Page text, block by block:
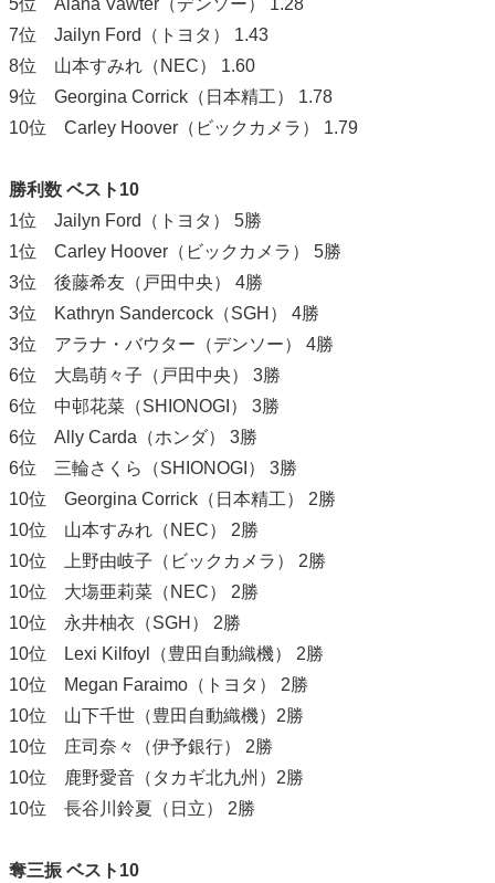
7位 Jailyn Ford（トヨタ） 1.43
8位 山本すみれ（NEC） 1.60
9位 Georgina Corrick（日本精工） 1.78
10位 Carley Hoover（ビックカメラ） 1.79
勝利数 ベスト10
1位 Jailyn Ford（トヨタ） 5勝
1位 Carley Hoover（ビックカメラ） 5勝
3位 後藤希友（戸田中央） 4勝
3位 Kathryn Sandercock（SGH） 4勝
3位 アラナ・バウター（デンソー） 4勝
6位 大島萌々子（戸田中央） 3勝
6位 中邨花菜（SHIONOGI） 3勝
6位 Ally Carda（ホンダ） 3勝
6位 三輪さくら（SHIONOGI） 3勝
10位 Georgina Corrick（日本精工） 2勝
10位 山本すみれ（NEC） 2勝
10位 上野由岐子（ビックカメラ） 2勝
10位 大塲亜莉菜（NEC） 2勝
10位 永井柚衣（SGH） 2勝
10位 Lexi Kilfoyl（豊田自動織機） 2勝
10位 Megan Faraimo（トヨタ） 2勝
10位 山下千世（豊田自動織機）2勝
10位 庄司奈々（伊予銀行） 2勝
10位 鹿野愛音（タカギ北九州）2勝
10位 長谷川鈴夏（日立） 2勝
奪三振 ベスト10